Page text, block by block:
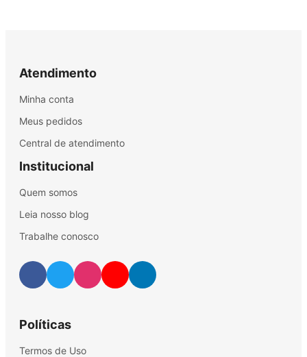
Atendimento
Minha conta
Meus pedidos
Central de atendimento
Institucional
Quem somos
Leia nosso blog
Trabalhe conosco
Políticas
Termos de Uso